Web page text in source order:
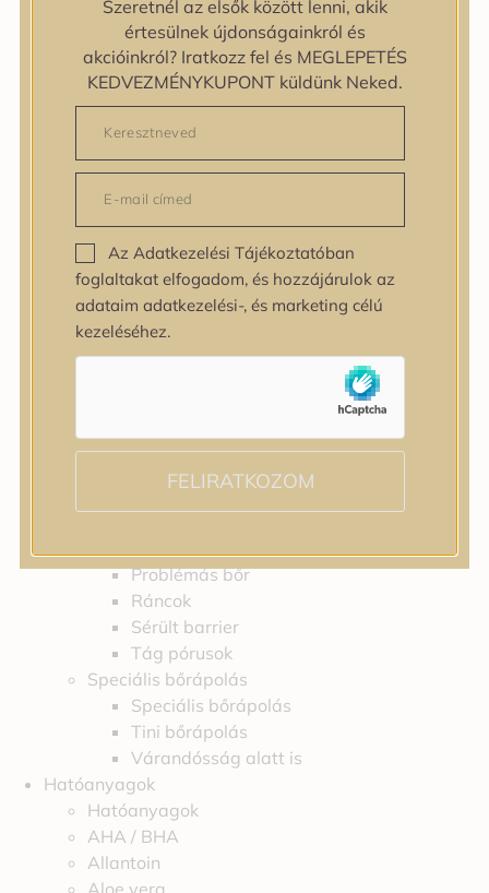
zipiderm
Bőrállapot
Bőrállapot
Bőrtípus
Bőrtípus
Kombinált
Száraz
Zsíros
Bőrprobléma
Bőrprobléma
Bőrpír
Dehidratált bőr
Érzékeny bőr
Fakóság
Problémás bőr
Ráncok
Sérült barrier
Tág pórusok
Speciális bőrápolás
Speciális bőrápolás
Tini bőrápolás
Várandósság alatt is
Hatóanyagok
Hatóanyagok
AHA / BHA
Allantoin
Aloe vera
Szeretnél az elsők között lenni, akik
értesülnek újdonságainkról és
akcióinkról? Iratkozz fel és MEGLEPETÉS
KEDVEZMÉNYKUPONT küldünk Neked.
Az Adatkezelési Tájékoztatóban
foglaltakat elfogadom, és hozzájárulok az
adataim adatkezelési-, és marketing célú
kezeléséhez.
FELIRATKOZOM